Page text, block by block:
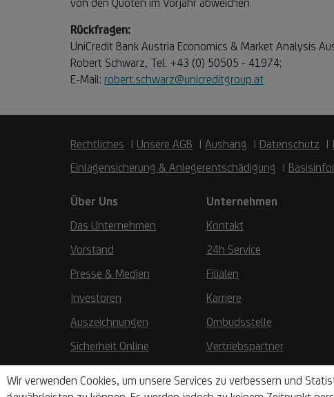
Wir verwenden Cookies, um unsere Services zu verbessern und
von den Quoten im Vorjahr abweichen.
Rückfragen:
UniCredit Bank Austria Economics & Market Analysis
Robert Schwarz, Tel. +43 (0) 50505 - 41974;
E-Mail: robert.schwarz@unicreditgroup.at
Rechtliches Unsere AGB Aushang Datenschutz
Einlagensicherung & Anlegerentschädigung
Über Uns
Das Unternehmen
Vorstand
Presse & Medien
Investoren
Auszeichnungen
Sicherheit Online
Unternehmen
Kontakt
24h Service
Filialen
Karriere
Ombudsstelle
Vertriebspartner